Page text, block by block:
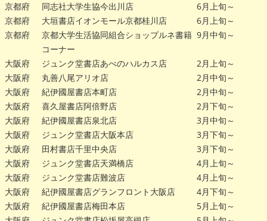
京都府
同志社大学生協今出川店
6月上旬～
京都府
大垣書店イオンモール京都桂川店
6月上旬～
京都府
京都大学生活協同組合ショップルネ書籍
コーナー
9月中旬～
大阪府 ジュンク堂書店あべのハルカス店
2月上旬～
大阪府
丸善八尾アリオ店
2月中旬～
大阪府
紀伊國屋書店本町店
2月中旬～
大阪府
喜久屋書店阿倍野店
2月下旬～
大阪府
紀伊國屋書店泉北店
3月中旬～
大阪府
ジュンク堂書店大阪本店
3月下旬～
大阪府
田村書店千里中央店
3月下旬～
大阪府
ジュンク堂書店天満橋店
4月上旬～
大阪府
ジュンク堂書店難波店
4月上旬～
大阪府
紀伊國屋書店グランフロント大阪店
4月下旬～
大阪府
紀伊國屋書店梅田本店
5月上旬～